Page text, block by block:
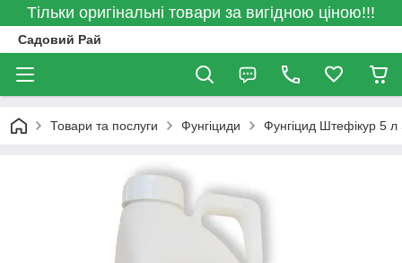
Тільки оригінальні товари за вигідною ціною!!!
Садовий Рай
Товари та послуги Фунгіциди Фунгіцид Штефікур 5